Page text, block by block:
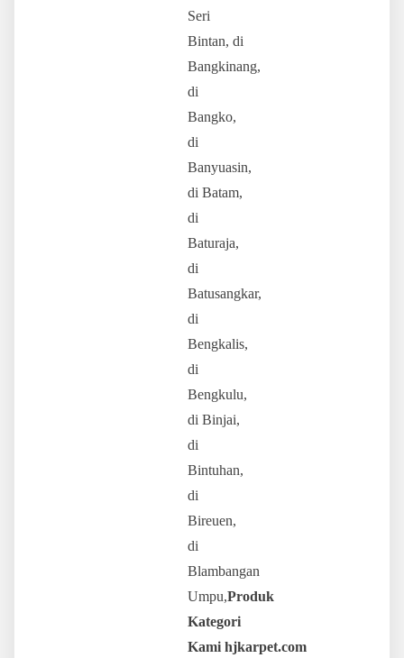
Seri
Bintan, di
Bangkinang,
di
Bangko,
di
Banyuasin,
di Batam,
di
Baturaja,
di
Batusangkar,
di
Bengkalis,
di
Bengkulu,
di Binjai,
di
Bintuhan,
di
Bireuen,
di
Blambangan
Umpu,Produk
Kategori
Kami hjkarpet.com